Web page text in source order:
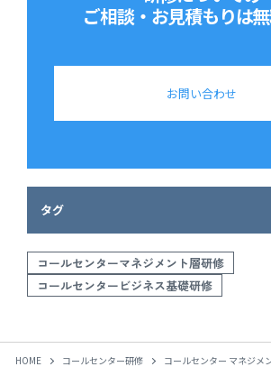
ご相談・お見積もりは
お問い合わせ
タグ
コールセンターマネジメント層研修
コールセンタービジネス基礎研修
HOME コールセンター研修 コールセンター マネジメ